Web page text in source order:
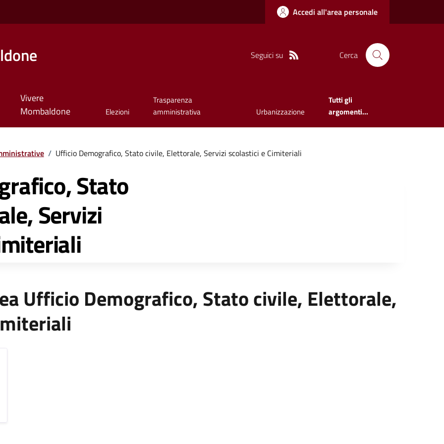
Accedi all'area personale
Seguici su Cerca
Vivere
Mombaldone
Elezioni
Trasparenza
amministrativa
Urbanizzazione
Tutti gli
argomenti...
/ Ufficio Demografico, Stato civile, Elettorale, Servizi scolastici e Cimiteriali
Stato
Servizi
Ufficio Demografico, Stato civile, Elettorale,